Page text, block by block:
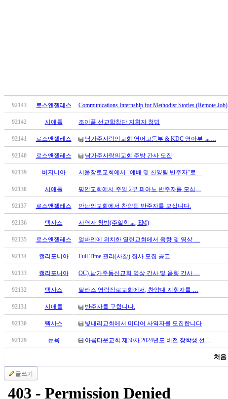
제
이
무
남
시
리
기
가
평
부
아
탑-
시
92143 로스앤젤레스 Communications Internship for Methodist Stories (Remote Job)
92142 시애틀 조이플 선교합창단 지휘자 청빙
92141 로스앤젤레스 남가주사랑의교회 영어고등부 & KDC 영아부 교…
92140 로스앤젤레스 남가주사랑의교회 주방 간사 모집
92139 버지니아 서울장로교회에서 "예배 및 찬양팀 반주자"로…
92138 시애틀 평안교회에서 주일 2부 피아노 반주자를 모십…
92137 로스앤젤레스 만남의교회에서 찬양팀 반주자를 모십니다.
92136 텍사스 사역자 청빙(주일학교, EM)
92135 로스앤젤레스 얼바인에 위치한 열린교회에서 음향 및 영상 …
92134 캘리포니아 Full Time 관리(사찰) 집사 모집 공고
92133 캘리포니아 OC) 남가주동신교회 영상 간사 및 음향 간사 …
92132 텍사스 달라스 영락장로교회에서, 찬양대 지휘자를 …
92131 시애틀 반주자를 구합니다.
92130 텍사스 빛내리교회에서 미디어 사역자를 모집합니다
92129 뉴욕 아름다운교회 제30차 2024년도 비전 장학생 선…
처음
글쓰기